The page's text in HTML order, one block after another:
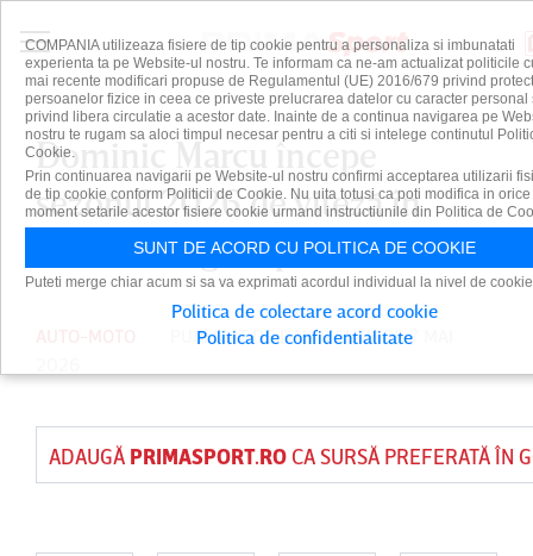
Dominic Marcu începe
sezonul 2026 de viteză în
coastă ”Pregătit pentru orice”
PUBLICAT DE DAIAN CUTUPE 7 MAI
ADAUGĂ PRIMASPORT.ROCA SURSĂ PREFERATĂ ÎN
COMPANIA utilizeaza fisiere de tip cookie pentru a personaliza si imbunatati
experienta ta pe Website-ul nostru. Te informam ca ne-am actualizat politicile
mai recente modificari propuse de Regulamentul (UE) 2016/679 privind
persoanelor fizice in ceea ce priveste prelucrarea datelor cu caracter personal
privind libera circulatie a acestor date. Inainte de a continua navigarea pe
nostru te rugam sa aloci timpul necesar pentru a citi si intelege continutul
Cookie.
Prin continuarea navigarii pe Website-ul nostru confirmi acceptarea utilizarii
de tip cookie conform Politicii de Cookie. Nu uita totusi ca poti modifica in orice
moment setarile acestor fisiere cookie urmand instructiunile din Politica de
SUNT DE ACORD CU POLITICA DE COOKIE
Puteti merge chiar acum si sa va exprimati acordul individual la nivel de
Politica de colectare acord cookie
Politica de confidentialitate